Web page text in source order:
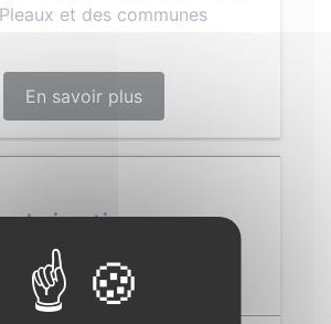
et des communes
En savoir plus
Animations